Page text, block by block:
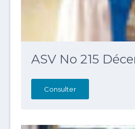
ASV No 215
Consulter